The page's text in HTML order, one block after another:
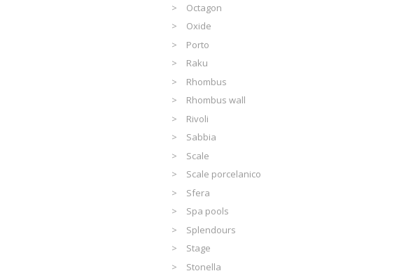
Octagon
Oxide
Porto
Raku
Rhombus
Rhombus wall
Rivoli
Sabbia
Scale
Scale porcelanico
Sfera
Spa pools
Splendours
Stage
Stonella